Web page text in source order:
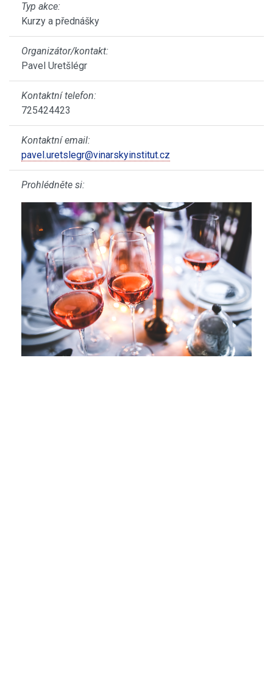
Typ akce:
Kurzy a přednášky
Organizátor/kontakt:
Pavel Uretšlégr
Kontaktní telefon:
725424423
Kontaktní email:
pavel.uretslegr@vinarskyinstitut.cz
Prohlédněte si: